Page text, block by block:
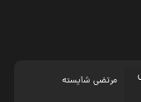
مرتضی شایسته